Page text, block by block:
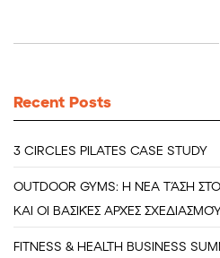
για:
Recent Posts
3 CIRCLES PILATES CASE STUDY
OUTDOOR GYMS: Η ΝΈΑ ΤΆΣΗ
ΚΑΙ ΟΙ ΒΑΣΙΚΈΣ ΑΡΧΈΣ
FITNESS & HEALTH BUSINESS